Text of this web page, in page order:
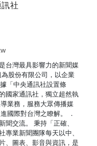
社
台灣最具影響力的新聞媒
股份有限公司，以企業
「中央通訊社設置條
國家通訊社，獨立超然執
業務，服務大眾傳播媒
國際對台灣之瞭解。 ．
交流。 秉持「正確、
業新聞團隊每天以中、
、圖表、影音與資訊，是